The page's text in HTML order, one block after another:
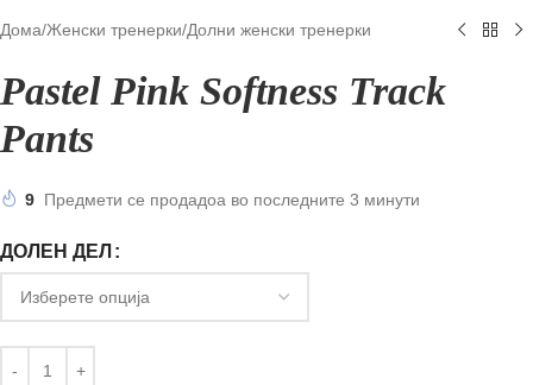
Дома/Женски тренерки/Долни женски тренерки
Pastel Pink Softness Track
Pants
9 Предмети се продадоа во последните 3 минути
ДОЛЕН ДЕЛ